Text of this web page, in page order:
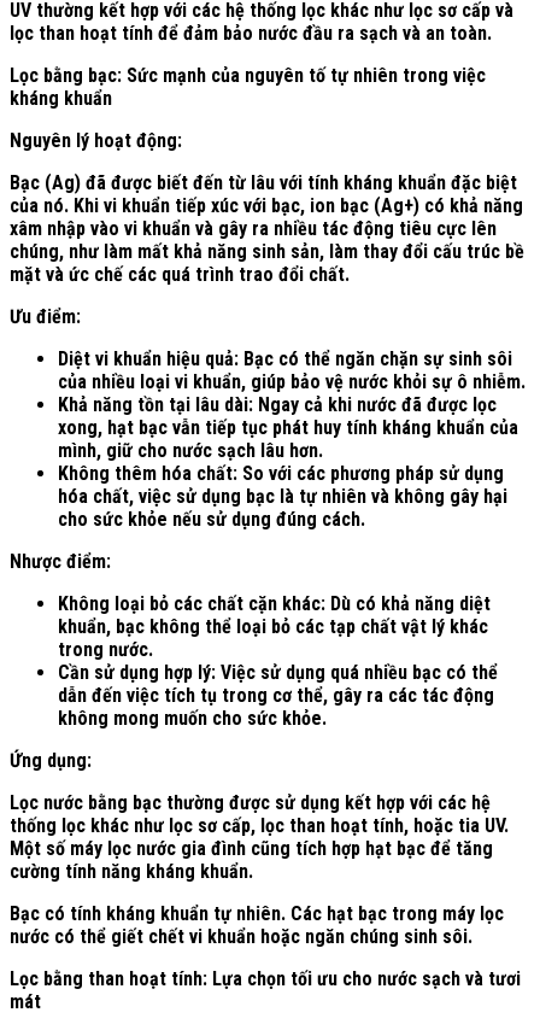
UV thường kết hợp với các hệ thống lọc khác như lọc sơ cấp và
lọc than hoạt tính để đảm bảo nước đầu ra sạch và an toàn.
Lọc bằng bạc: Sức mạnh của nguyên tố tự nhiên trong việc
kháng khuẩn
Nguyên lý hoạt động:
Bạc (Ag) đã được biết đến từ lâu với tính kháng khuẩn đặc biệt
của nó. Khi vi khuẩn tiếp xúc với bạc, ion bạc (Ag+) có khả năng
xâm nhập vào vi khuẩn và gây ra nhiều tác động tiêu cực lên
chúng, như làm mất khả năng sinh sản, làm thay đổi cấu trúc bề
mặt và ức chế các quá trình trao đổi chất.
Ưu điểm:
Diệt vi khuẩn hiệu quả: Bạc có thể ngăn chặn sự sinh sôi
của nhiều loại vi khuẩn, giúp bảo vệ nước khỏi sự ô nhiễm.
Khả năng tồn tại lâu dài: Ngay cả khi nước đã được lọc
xong, hạt bạc vẫn tiếp tục phát huy tính kháng khuẩn của
mình, giữ cho nước sạch lâu hơn.
Không thêm hóa chất: So với các phương pháp sử dụng
hóa chất, việc sử dụng bạc là tự nhiên và không gây hại
cho sức khỏe nếu sử dụng đúng cách.
Nhược điểm:
Không loại bỏ các chất cặn khác: Dù có khả năng diệt
khuẩn, bạc không thể loại bỏ các tạp chất vật lý khác
trong nước.
Cần sử dụng hợp lý: Việc sử dụng quá nhiều bạc có thể
dẫn đến việc tích tụ trong cơ thể, gây ra các tác động
không mong muốn cho sức khỏe.
Ứng dụng:
Lọc nước bằng bạc thường được sử dụng kết hợp với các hệ
thống lọc khác như lọc sơ cấp, lọc than hoạt tính, hoặc tia UV.
Một số máy lọc nước gia đình cũng tích hợp hạt bạc để tăng
cường tính năng kháng khuẩn.
Bạc có tính kháng khuẩn tự nhiên. Các hạt bạc trong máy lọc
nước có thể giết chết vi khuẩn hoặc ngăn chúng sinh sôi.
Lọc bằng than hoạt tính: Lựa chọn tối ưu cho nước sạch và tươi
mát